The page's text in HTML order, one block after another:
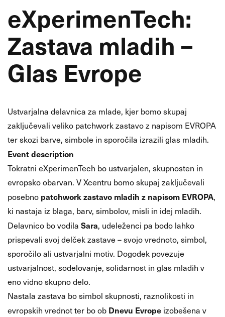
eXperimenTech:
Zastava mladih –
Glas Evrope
Ustvarjalna delavnica za mlade, kjer bomo skupaj
zaključevali veliko patchwork zastavo z napisom EVROPA
ter skozi barve, simbole in sporočila izrazili glas mladih.
Event description
Tokratni eXperimenTech bo ustvarjalen, skupnosten in
evropsko obarvan. V Xcentru bomo skupaj zaključevali
posebno patchwork zastavo mladih z napisom EVROPA,
ki nastaja iz blaga, barv, simbolov, misli in idej mladih.
Delavnico bo vodila Sara, udeleženci pa bodo lahko
prispevali svoj delček zastave – svojo vrednoto, simbol,
sporočilo ali ustvarjalni motiv. Dogodek povezuje
ustvarjalnost, sodelovanje, solidarnost in glas mladih v
eno vidno skupno delo.
Nastala zastava bo simbol skupnosti, raznolikosti in
evropskih vrednot ter bo ob Dnevu Evrope izobešena v